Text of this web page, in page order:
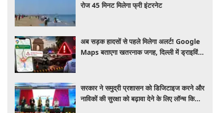
रोज 45 मिनट मिलेगा फ्री इंटरनेट
अब सड़क हादसों से पहले मिलेगा अलर्ट! Google
Maps बताएगा खतरनाक जगह, दिल्ली में ड्राइविंग
सरकार ने समुद्री प्रशासन को डिजिटाइज करने और
नाविकों की सुरक्षा को बढ़ावा देने के लिए लॉन्च किया